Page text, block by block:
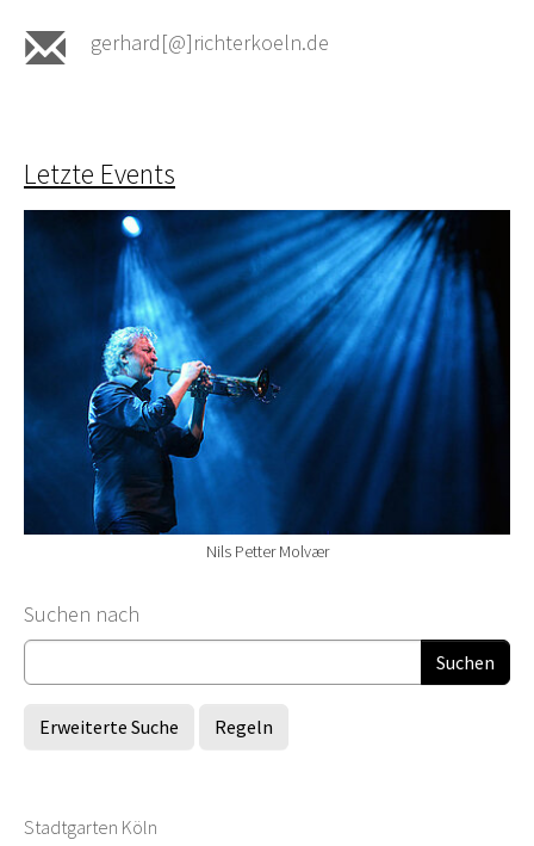
gerhard[@]richterkoeln.de
Letzte Events
Nils Petter Molvær
Suchformular
Suchen nach
Erweiterte Suche Regeln
Stadtgarten Köln